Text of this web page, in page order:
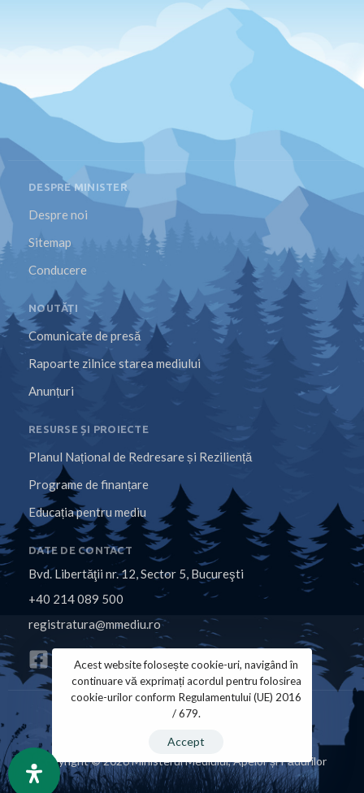
DESPRE MINISTER
Despre noi
Sitemap
Conducere
NOUTĂȚI
Comunicate de presă
Rapoarte zilnice starea mediului
Anunțuri
RESURSE ȘI PROIECTE
Planul Național de Redresare și Reziliență
Programe de finanțare
Educația pentru mediu
DATE DE CONTACT
Bvd. Libertăţii nr. 12, Sector 5, Bucureşti
+40 214 089 500
registratura@mmediu.ro
Copyright © 2026 Ministerul Mediului, Apelor și Pădurilor
Acest website folosește cookie-uri, navigând în
continuare vă exprimați acordul pentru folosirea
cookie-urilor conform Regulamentului (UE) 2016
/ 679.
Accept